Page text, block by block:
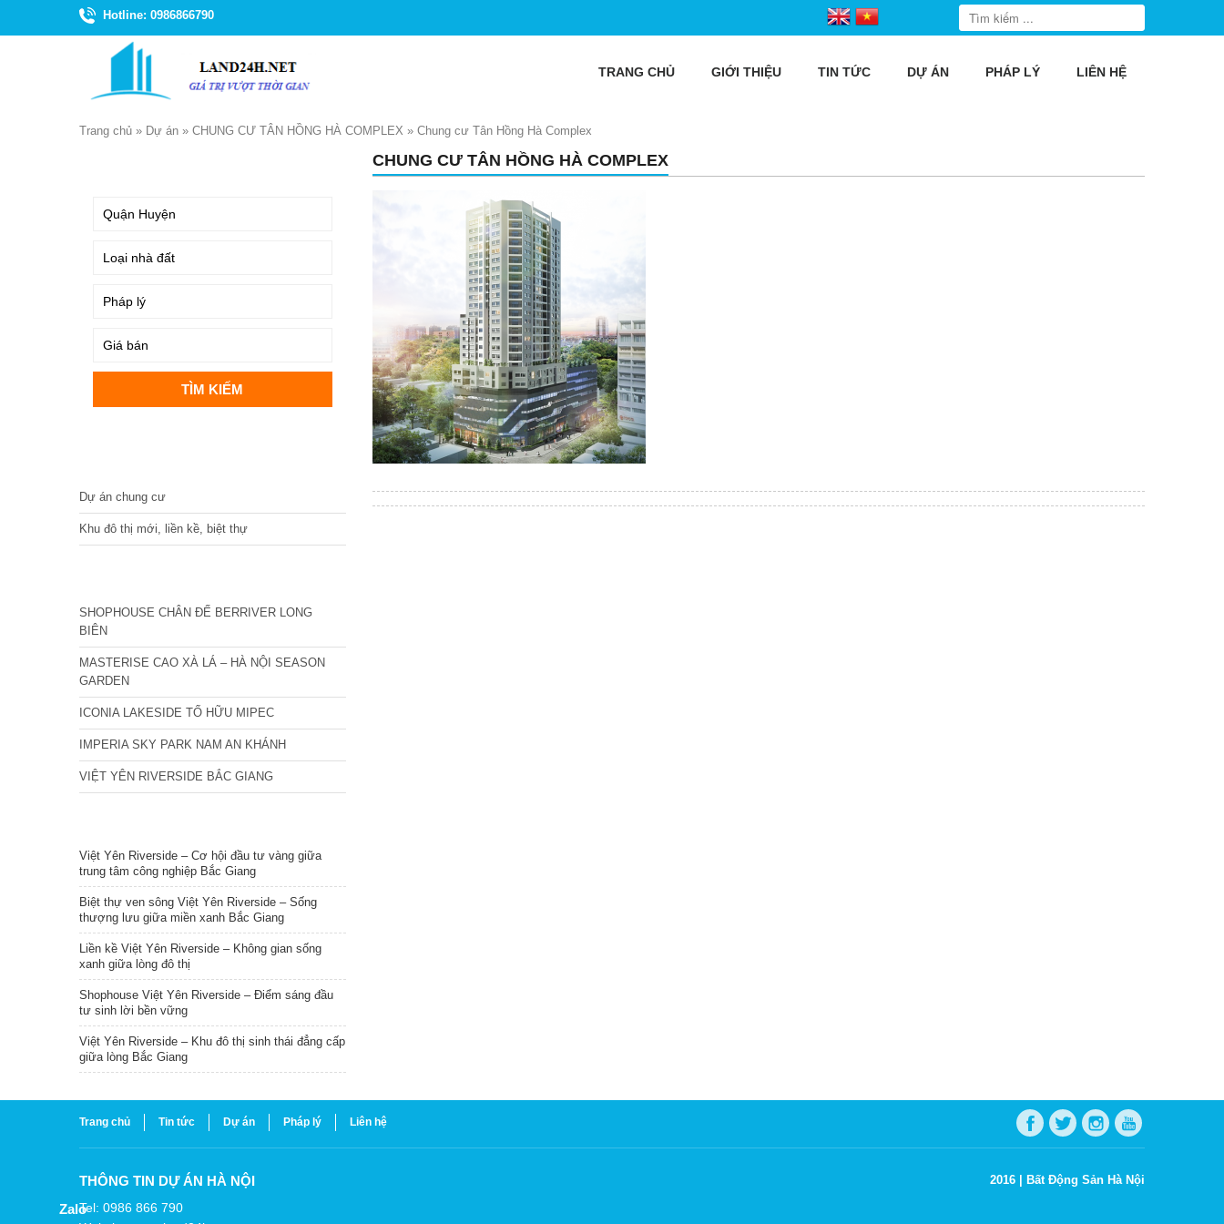
Hotline: 0986866790
TRANG CHỦ GIỚI THIỆU TIN TỨC DỰ ÁN PHÁP LÝ LIÊN HỆ
Trang chủ » Dự án » CHUNG CƯ TÂN HỒNG HÀ COMPLEX » Chung cư Tân Hồng Hà Complex
CHUNG CƯ TÂN HỒNG HÀ COMPLEX
Dự án chung cư
Khu đô thị mới, liền kề, biệt thự
SHOPHOUSE CHÂN ĐẾ BERRIVER LONG
BIÊN
MASTERISE CAO XÀ LÁ – HÀ NỘI SEASON
GARDEN
ICONIA LAKESIDE TỐ HỮU MIPEC
IMPERIA SKY PARK NAM AN KHÁNH
VIỆT YÊN RIVERSIDE BẮC GIANG
Việt Yên Riverside – Cơ hội đầu tư vàng giữa
trung tâm công nghiệp Bắc Giang
Biệt thự ven sông Việt Yên Riverside – Sống
thượng lưu giữa miền xanh Bắc Giang
Liền kề Việt Yên Riverside – Không gian sống
xanh giữa lòng đô thị
Shophouse Việt Yên Riverside – Điểm sáng đầu
tư sinh lời bền vững
Việt Yên Riverside – Khu đô thị sinh thái đẳng cấp
giữa lòng Bắc Giang
Trang chủ Tin tức Dự án Pháp lý Liên hệ
THÔNG TIN DỰ ÁN HÀ NỘI
Tel: 0986 866 790
2016 | Bất Động Sản Hà Nội
Zalo